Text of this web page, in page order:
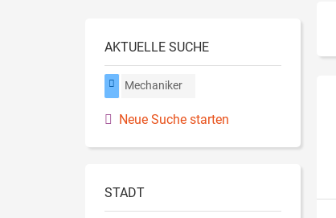
AKTUELLE SUCHE
Mechaniker
Neue Suche starten
STADT